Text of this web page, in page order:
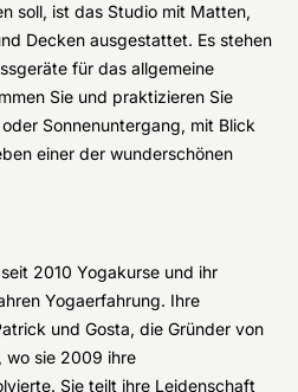
soll, ist das Studio mit Matten,
Decken ausgestattet. Es stehen
für das allgemeine
Sie und praktizieren Sie
Sonnenuntergang, mit Blick
einer der wunderschönen
2010 Yogakurse und ihr
Yogaerfahrung. Ihre
und Gosta, die Gründer von
wo sie 2009 ihre
Sie teilt ihre Leidenschaft